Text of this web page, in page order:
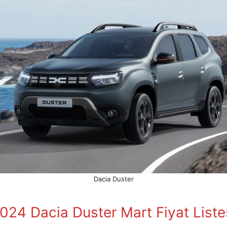
Dacia Duster
Dacia Duster Mart Fiyat